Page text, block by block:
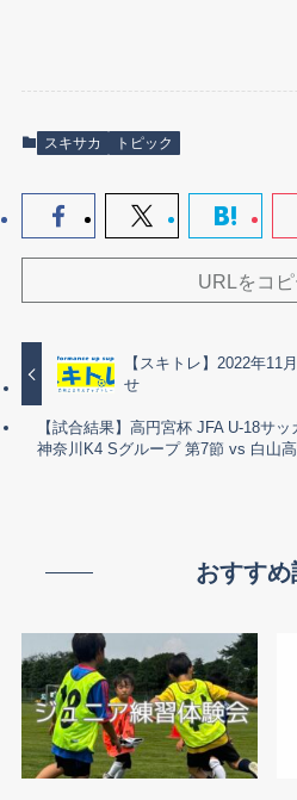
スキサカ トピック
URLをコ
【スキトレ】2022年11
せ
【試合結果】高円宮杯 JFA U-18サ
神奈川K4 Sグループ 第7節 vs 白山
おすすめ